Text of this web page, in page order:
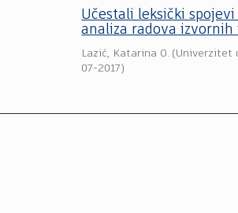
Učestali leksički
analiza radova
Lazić, Katarina O. (Univerzitet
07-2017)